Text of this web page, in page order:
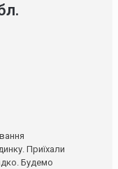
Приїхали
Будемо